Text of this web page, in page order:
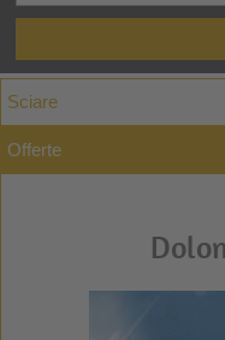
Sciare
Offerte